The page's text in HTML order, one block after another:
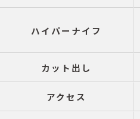
ハイパーナイフ
カット出し
アクセス